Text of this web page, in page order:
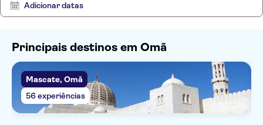
Adicionar datas
Principais destinos em Omã
Mascate, Omã
56 experiências
Eliminar
filtros
Mostrar
77
resultados